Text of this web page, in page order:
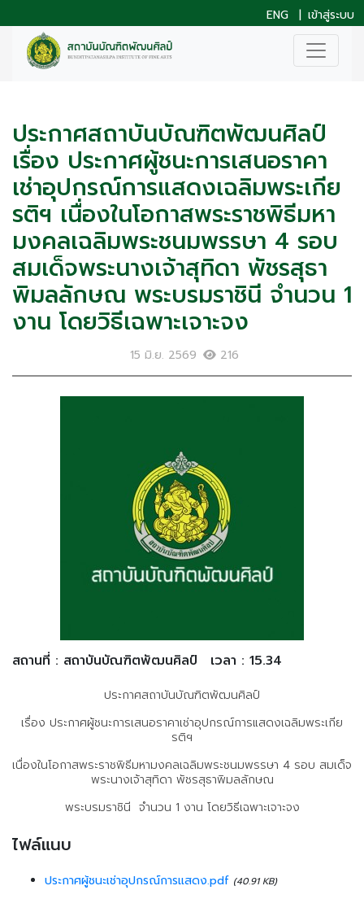
ENG | เข้าสู่ระบบ
ประกาศสถาบันบัณฑิตพัฒนศิลป์
เรื่อง ประกาศผู้ชนะการเสนอราคา
เช่าอุปกรณ์การแสดงเฉลิมพระเกีย
รติฯ เนื่องในโอกาสพระราชพิธีมหา
มงคลเฉลิมพระชนมพรรษา 4 รอบ
สมเด็จพระนางเจ้าสุทิดา พัชรสุธา
พิมลลักษณ พระบรมราชินี จำนวน 1
งาน โดยวิธีเฉพาะเจาะจง
15 มิ.ย. 2569 216
สถานที่ : สถาบันบัณฑิตพัฒนศิลป์ เวลา : 15.34
ประกาศสถาบันบัณฑิตพัฒนศิลป์
เรื่อง ประกาศผู้ชนะการเสนอราคาเช่าอุปกรณ์การแสดงเฉลิมพระเกีย
รติฯ
เนื่องในโอกาสพระราชพิธีมหามงคลเฉลิมพระชนมพรรษา 4 รอบ สมเด็จ
พระนางเจ้าสุทิดา พัชรสุธาพิมลลักษณ
พระบรมราชินี จำนวน 1 งาน โดยวิธีเฉพาะเจาะจง
ไฟล์แนบ
ประกาศผู้ชนะเช่าอุปกรณ์การแสดง.pdf (40.91 KB)